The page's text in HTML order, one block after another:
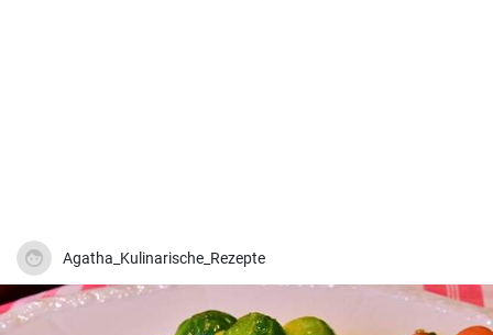
Agatha_Kulinarische_Rezepte